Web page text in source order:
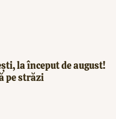
la început de august!
pe străzi